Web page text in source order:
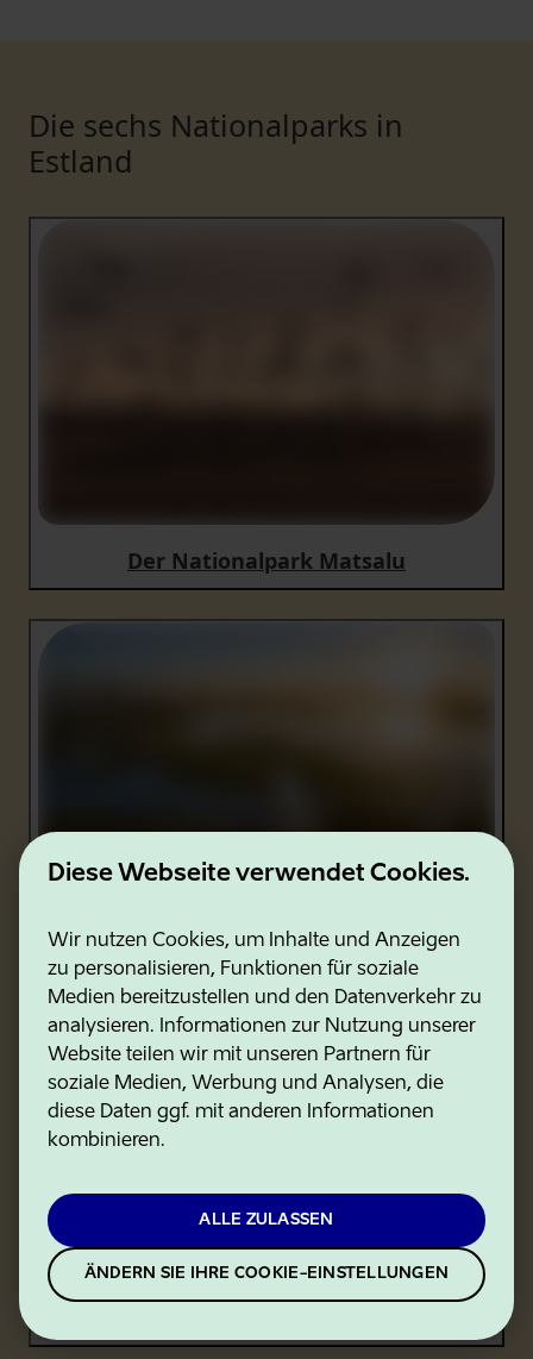
Diese Webseite verwendet Cookies.
Wir nutzen Cookies, um Inhalte und Anzeigen
zu personalisieren, Funktionen für soziale
Medien bereitzustellen und den Datenverkehr zu
analysieren. Informationen zur Nutzung unserer
Website teilen wir mit unseren Partnern für
soziale Medien, Werbung und Analysen, die
diese Daten ggf. mit anderen Informationen
kombinieren.
ALLE ZULASSEN
ÄNDERN SIE IHRE COOKIE-EINSTELLUNGEN
Die sechs Nationalparks in
Estland
Der Nationalpark Matsalu
Der Nationalpark Soomaa